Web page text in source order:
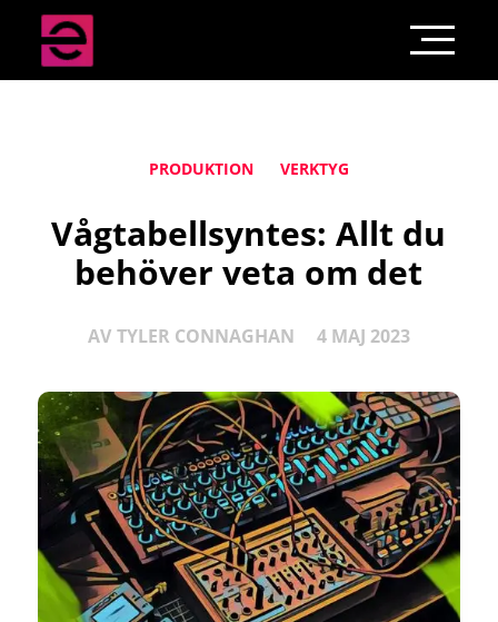
PRODUKTION VERKTYG
Vågtabellsyntes: Allt du
behöver veta om det
AV TYLER CONNAGHAN 4 MAJ 2023